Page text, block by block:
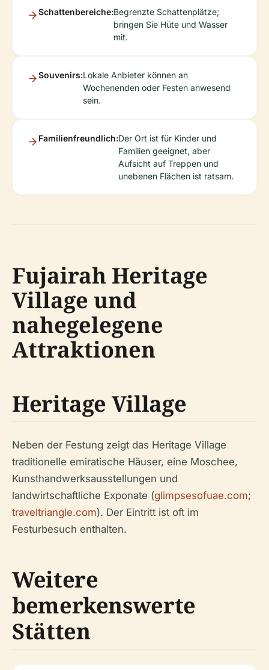
Schattenbereiche:Begrenzte Schattenplätze;
bringen Sie Hüte und Wasser
mit.
Souvenirs:Lokale Anbieter können an
Wochenenden oder Festen anwesend
sein.
Familienfreundlich:Der Ort ist für Kinder und
Familien geeignet, aber
Aufsicht auf Treppen und
unebenen Flächen ist ratsam.
Fujairah Heritage
Village und
nahegelegene
Attraktionen
Heritage Village
Neben der Festung zeigt das Heritage Village
traditionelle emiratische Häuser, eine Moschee,
Kunsthandwerksausstellungen und
landwirtschaftliche Exponate (glimpsesofuae.com;
traveltriangle.com). Der Eintritt ist oft im
Festurbesuch enthalten.
Weitere
bemerkenswerte
Stätten